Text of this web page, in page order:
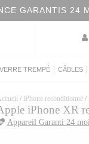
24 MOIS
VERRE TREMPÉ CÂBLES
/ iPhone reconditionné /
iPhone XR
Appareil Garanti 24